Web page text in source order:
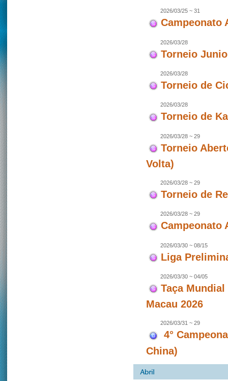
2026/03/25 ~ 31
Campeonato
2026/03/28
Torneio
2026/03/28
Torneio de
2026/03/28
Torneio de
2026/03/28 ~ 29
Torneio
Volta)
2026/03/28 ~ 29
Torneio de
2026/03/28 ~ 29
Campeonato
2026/03/30 ~ 08/15
Liga
2026/03/30 ~ 04/05
Taça
Macau 2026
2026/03/31 ~ 29
4°
China)